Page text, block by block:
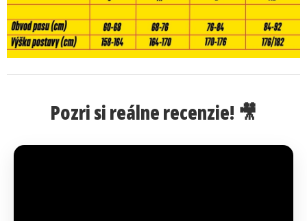
Pozri si reálne recenzie! 🎥